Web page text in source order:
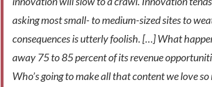
asking most small- to medium-sized sites to
consequences is utterly foolish. […] What
away 75 to 85 percent of its revenue
Who’s going to make all that content we love